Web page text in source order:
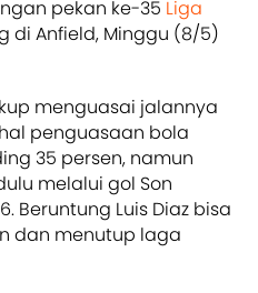
pekan ke-35 Liga
di Anfield, Minggu (8/5)
menguasai jalannya
penguasaan bola
35 persen, namun
melalui gol Son
Beruntung Luis Diaz bisa
dan menutup laga